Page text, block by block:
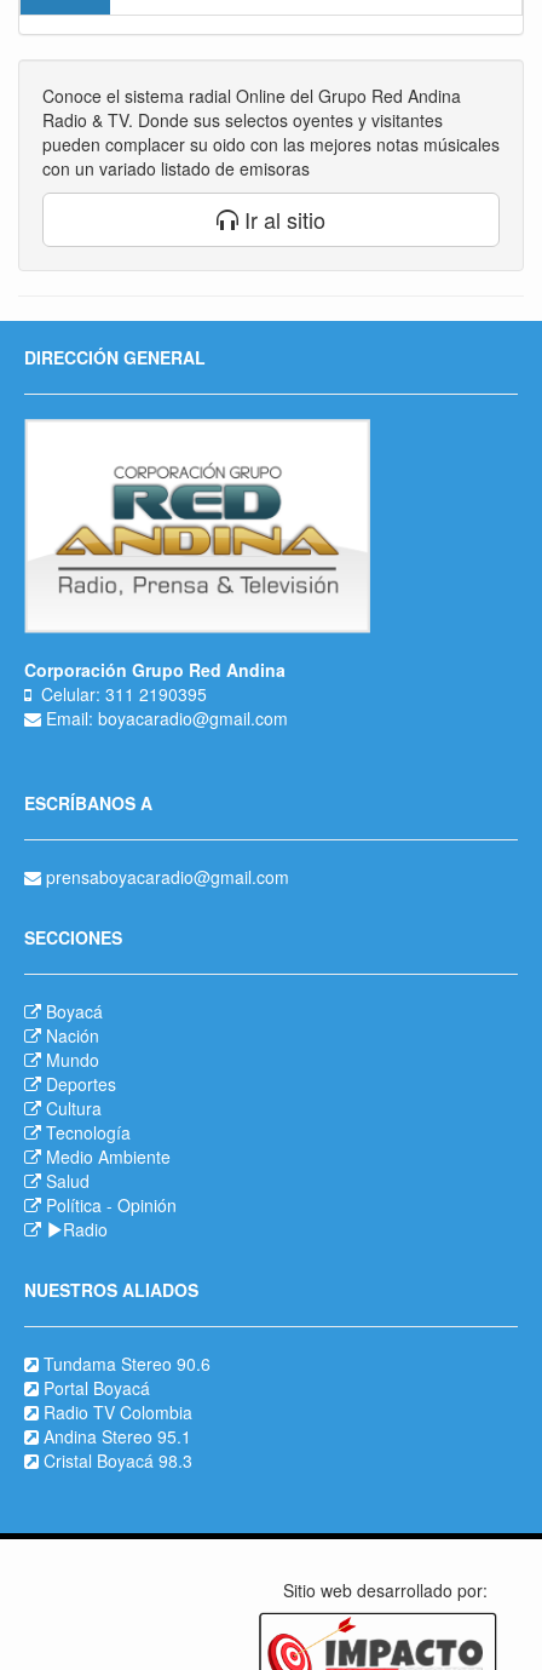
Conoce el sistema radial Online del Grupo Red Andina
Radio & TV. Donde sus selectos oyentes y visitantes
pueden complacer su oido con las mejores notas músicales
con un variado listado de emisoras
Ir al sitio
DIRECCIÓN GENERAL
Corporación Grupo Red Andina
Celular: 311 2190395
Email: boyacaradio@gmail.com
ESCRÍBANOS A
prensaboyacaradio@gmail.com
SECCIONES
Boyacá
Nación
Mundo
Deportes
Cultura
Tecnología
Medio Ambiente
Salud
Política - Opinión
Radio
NUESTROS ALIADOS
Tundama Stereo 90.6
Portal Boyacá
Radio TV Colombia
Andina Stereo 95.1
Cristal Boyacá 98.3
Sitio web desarrollado por: